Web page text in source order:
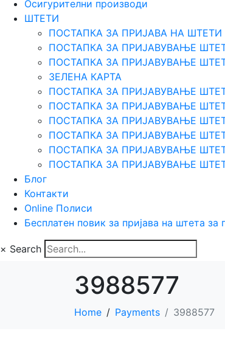
Осигурителни производи
ШТЕТИ
ПОСТАПКА ЗА ПРИЈАВА НА ШТЕТИ
ПОСТАПКА ЗА ПРИЈАВУВАЊЕ
ПОСТАПКА ЗА ПРИЈАВУВАЊЕ
ЗЕЛЕНА КАРТА
ПОСТАПКА ЗА ПРИЈАВУВАЊЕ
ПОСТАПКА ЗА ПРИЈАВУВАЊЕ
ПОСТАПКА ЗА ПРИЈАВУВАЊЕ
ПОСТАПКА ЗА ПРИЈАВУВАЊЕ
ПОСТАПКА ЗА ПРИЈАВУВАЊЕ
ПОСТАПКА ЗА ПРИЈАВУВАЊЕ
Блог
Контакти
Online Полиси
Бесплатен повик за пријава на штета
× Search
3988577
Home Payments 3988577